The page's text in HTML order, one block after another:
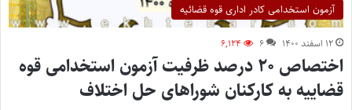
آزمون استخدامی کادر اداری قوه قضائیه
۱۲ اسفند ۱۴۰۰ ۶ ۶,۱۲۴
اختصاص ۲۰ درصد ظرفیت آزمون استخدامی قوه
قضاییه به کارکنان شوراهای حل اختلاف